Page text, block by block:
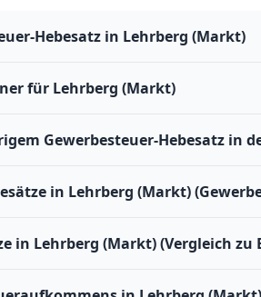
Hebesatz in Lehrberg (Markt)
für Lehrberg (Markt)
Gewerbesteuer-Hebesatz in
in Lehrberg (Markt)
in Lehrberg (Markt) (Vergleich